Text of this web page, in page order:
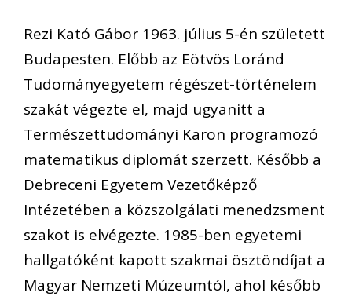
Rezi Kató Gábor 1963. július 5-én született
Budapesten. Előbb az Eötvös Loránd
Tudományegyetem régészet-történelem
szakát végezte el, majd ugyanitt a
Természettudományi Karon programozó
matematikus diplomát szerzett. Később a
Debreceni Egyetem Vezetőképző
Intézetében a közszolgálati menedzsment
szakot is elvégezte. 1985-ben egyetemi
hallgatóként kapott szakmai ösztöndíjat a
Magyar Nemzeti Múzeumtól, ahol később